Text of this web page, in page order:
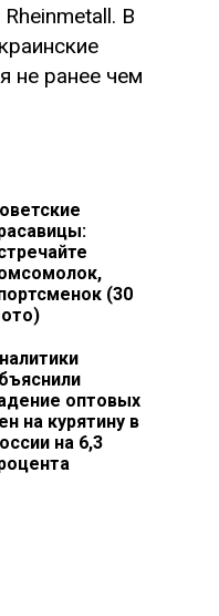
В
не ранее чем
(30
оптовых
на курятину в
на 6,3